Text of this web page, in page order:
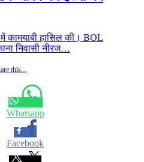
कामयाबी हासिल की। BOL
निवासी नीरज…
this...
Whatsapp
Facebook